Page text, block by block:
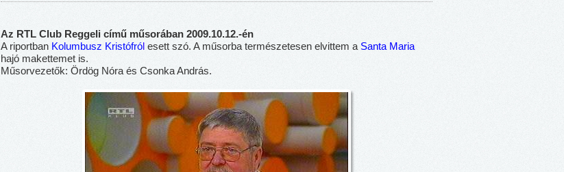
Az RTL Club Reggeli című műsorában 2009.10.12.-én
A riportban Kolumbusz Kristófról esett szó. A műsorba természetesen elvittem a Santa Maria
hajó makettemet is.
Műsorvezetők: Ördög Nóra és Csonka András.